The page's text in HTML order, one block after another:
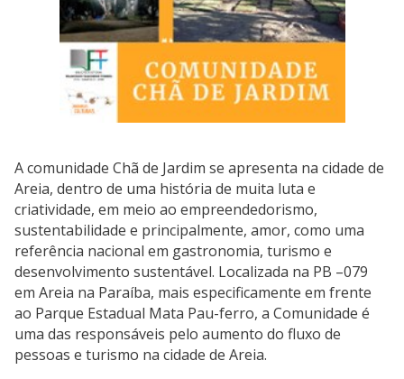
A comunidade Chã de Jardim se apresenta na cidade de
Areia, dentro de uma história de muita luta e
criatividade, em meio ao empreendedorismo,
sustentabilidade e principalmente, amor, como uma
referência nacional em gastronomia, turismo e
desenvolvimento sustentável. Localizada na PB –079
em Areia na Paraíba, mais especificamente em frente
ao Parque Estadual Mata Pau-ferro, a Comunidade é
uma das responsáveis pelo aumento do fluxo de
pessoas e turismo na cidade de Areia.